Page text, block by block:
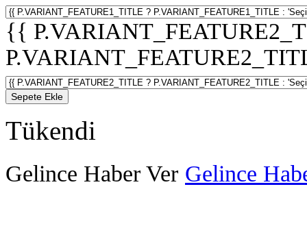
{{
Sepete Ekle
Tükendi
Gelince Haber Ver Gelince